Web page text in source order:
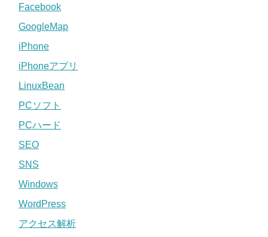
Facebook
GoogleMap
iPhone
iPhoneアプリ
LinuxBean
PCソフト
PCハード
SEO
SNS
Windows
WordPress
アクセス解析